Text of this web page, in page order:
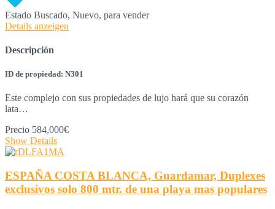
Estado Buscado, Nuevo, para vender
Details anzeigen
Descripción
ID de propiedad: N301
Este complejo con sus propiedades de lujo hará que su corazón
lata…
Precio 584,000€
Show Details
ESPAÑA COSTA BLANCA, Guardamar, Duplexes
exclusivos solo 800 mtr. de una playa mas populares